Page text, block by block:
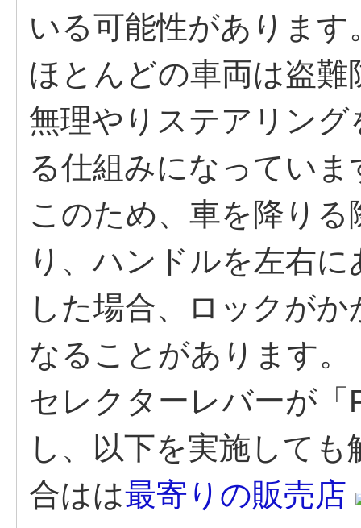
いる可能性があります
ほとんどの車両は盗
無理やりステアリン
る仕組みになっていま
このため、車を降り
り、ハンドルを左右
した場合、ロックが
なることがあります。
セレクターレバーが
し、以下を実施して
合はは最寄りの販売店